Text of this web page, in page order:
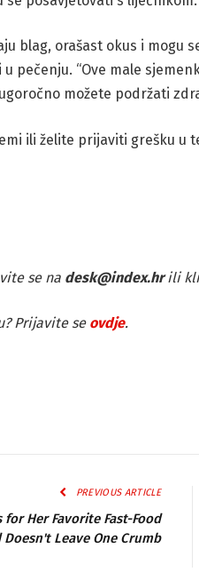
blag, orašast okus i mogu
pečenju. “Ove male
možete podržati
ili želite prijaviti grešku u
se na desk@index.hrili
Prijavite se ovdje.
PREVIOUS ARTICLE
Her Favorite Fast-Food
Doesn't Leave One Crumb